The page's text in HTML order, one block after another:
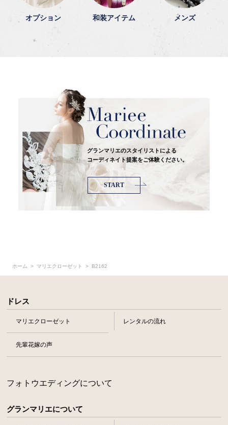
オプション 和装アイテム メンズ
グランマリエのスタイリストによる
コーディネイト提案をご体験ください。
START
ホーム マリエクローゼット B2162
ドレス
マリエクローゼット レンタルの流れ
先輩花嫁の声
フォトウエディングについて
グランマリエについて